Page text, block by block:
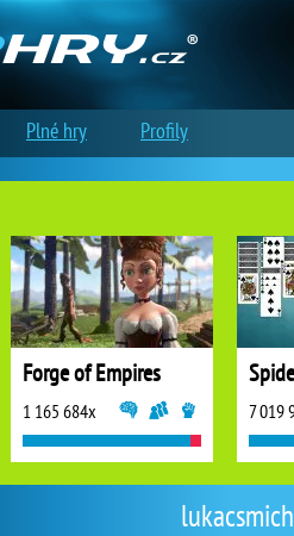
Forge of Empires
1 165 684x 7 019
Plné hry Profily